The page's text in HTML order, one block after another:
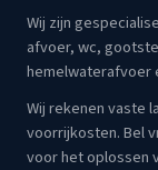
Wij zijn
afvoer, wc,
hemelwaterafvoer
Wij rekenen vaste
voorrijkosten. Bel
voor het oplossen